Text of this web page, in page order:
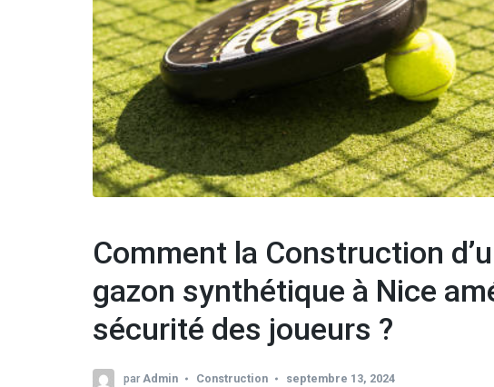
Comment la Construction
gazon synthétique à Nice
sécurité des joueurs ?
parAdmin Construction septembre 13, 2024